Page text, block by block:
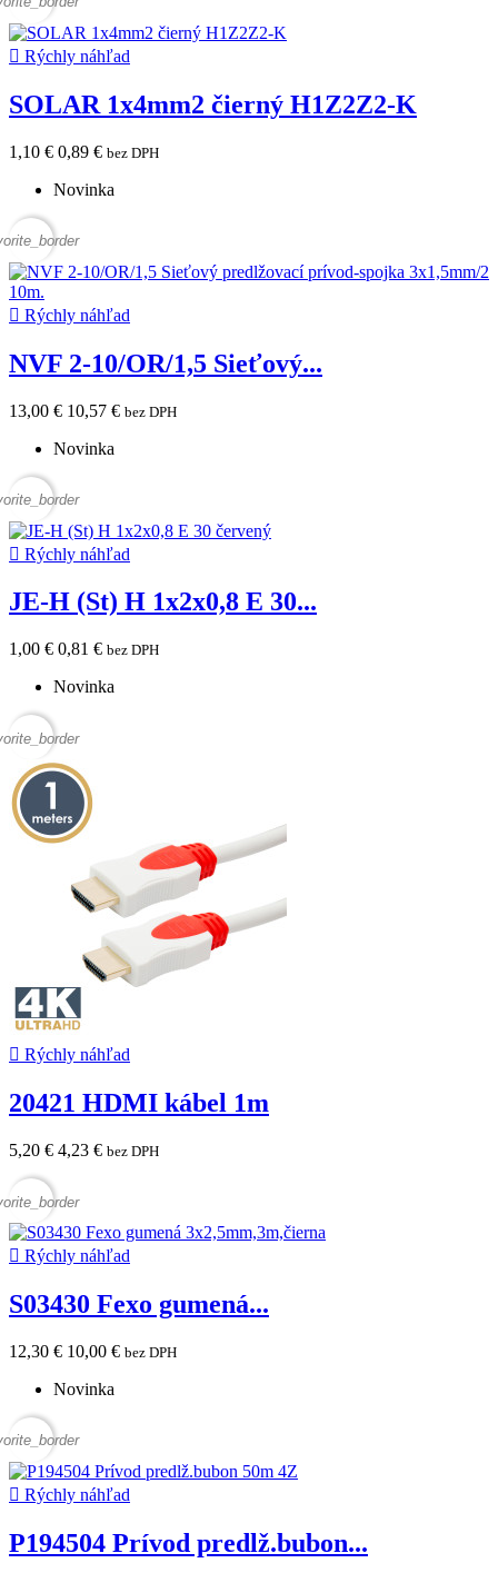
 Rýchly náhľad
SOLAR 1x4mm2 čierný H1Z2Z2-K
1,10 € 0,89 € bez DPH
Novinka
 Rýchly náhľad
NVF 2-10/OR/1,5 Sieťový...
13,00 € 10,57 € bez DPH
Novinka
 Rýchly náhľad
JE-H (St) H 1x2x0,8 E 30...
1,00 € 0,81 € bez DPH
Novinka
 Rýchly náhľad
20421 HDMI kábel 1m
5,20 € 4,23 € bez DPH
 Rýchly náhľad
S03430 Fexo gumená...
12,30 € 10,00 € bez DPH
Novinka
 Rýchly náhľad
P194504 Prívod predlž.bubon...